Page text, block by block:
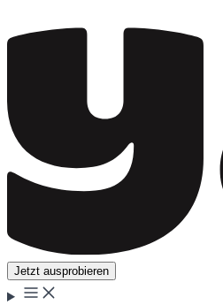
Jetzt ausprobieren